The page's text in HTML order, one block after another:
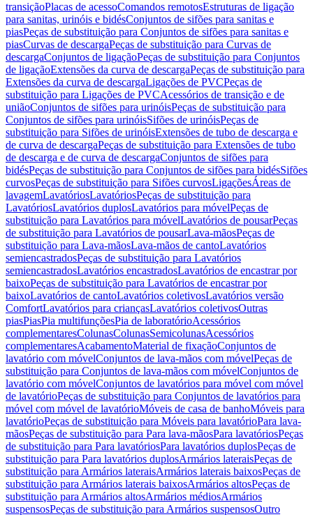
transiçãoPlacas de acessoComandos remotosEstruturas de ligação
para sanitas, urinóis e bidésConjuntos de sifões para sanitas e
piasPeças de substituição para Conjuntos de sifões para sanitas e
piasCurvas de descargaPeças de substituição para Curvas de
descargaConjuntos de ligaçãoPeças de substituição para Conjuntos
de ligaçãoExtensões da curva de descargaPeças de substituição para
Extensões da curva de descargaLigações de PVCPeças de
substituição para Ligações de PVCAcessórios de transição e de
uniãoConjuntos de sifões para urinóisPeças de substituição para
Conjuntos de sifões para urinóisSifões de urinóisPeças de
substituição para Sifões de urinóisExtensões de tubo de descarga e
de curva de descargaPeças de substituição para Extensões de tubo
de descarga e de curva de descargaConjuntos de sifões para
bidésPeças de substituição para Conjuntos de sifões para bidésSifões
curvosPeças de substituição para Sifões curvosLigaçõesÁreas de
lavagemLavatóriosLavatóriosPeças de substituição para
LavatóriosLavatórios duplosLavatórios para móvelPeças de
substituição para Lavatórios para móvelLavatórios de pousarPeças
de substituição para Lavatórios de pousarLava-mãosPeças de
substituição para Lava-mãosLava-mãos de cantoLavatórios
semiencastradosPeças de substituição para Lavatórios
semiencastradosLavatórios encastradosLavatórios de encastrar por
baixoPeças de substituição para Lavatórios de encastrar por
baixoLavatórios de cantoLavatórios coletivosLavatórios versão
ComfortLavatórios para criançasLavatórios coletivosOutras
piasPiasPia multifunçõesPia de laboratórioAcessórios
complementaresColunasColunasSemicolunasAcessórios
complementaresAcabamentoMaterial de fixaçãoConjuntos de
lavatório com móvelConjuntos de lava-mãos com móvelPeças de
substituição para Conjuntos de lava-mãos com móvelConjuntos de
lavatório com móvelConjuntos de lavatórios para móvel com móvel
de lavatórioPeças de substituição para Conjuntos de lavatórios para
móvel com móvel de lavatórioMóveis de casa de banhoMóveis para
lavatórioPeças de substituição para Móveis para lavatórioPara lava-
mãosPeças de substituição para Para lava-mãosPara lavatóriosPeças
de substituição para Para lavatóriosPara lavatórios duplosPeças de
substituição para Para lavatórios duplosArmários lateraisPeças de
substituição para Armários lateraisArmários laterais baixosPeças de
substituição para Armários laterais baixosArmários altosPeças de
substituição para Armários altosArmários médiosArmários
suspensosPeças de substituição para Armários suspensosOutro